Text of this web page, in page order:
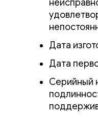
Дата
Дата
Серийный